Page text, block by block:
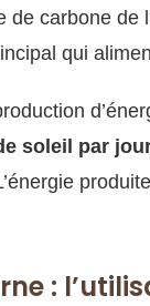
carbone de
qui
soleil par
: